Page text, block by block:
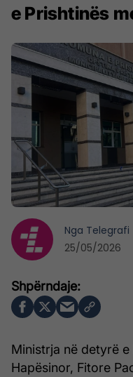
e Prishtinës
Ministrja në detyrë
Hapësinor, Fitore
Nga Telegrafi
25/05/2026